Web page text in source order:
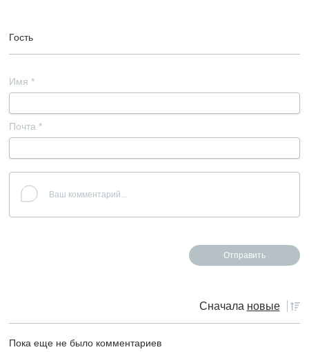
Гость
Имя *
Почта *
Сначала новые
Пока еще не было комментариев